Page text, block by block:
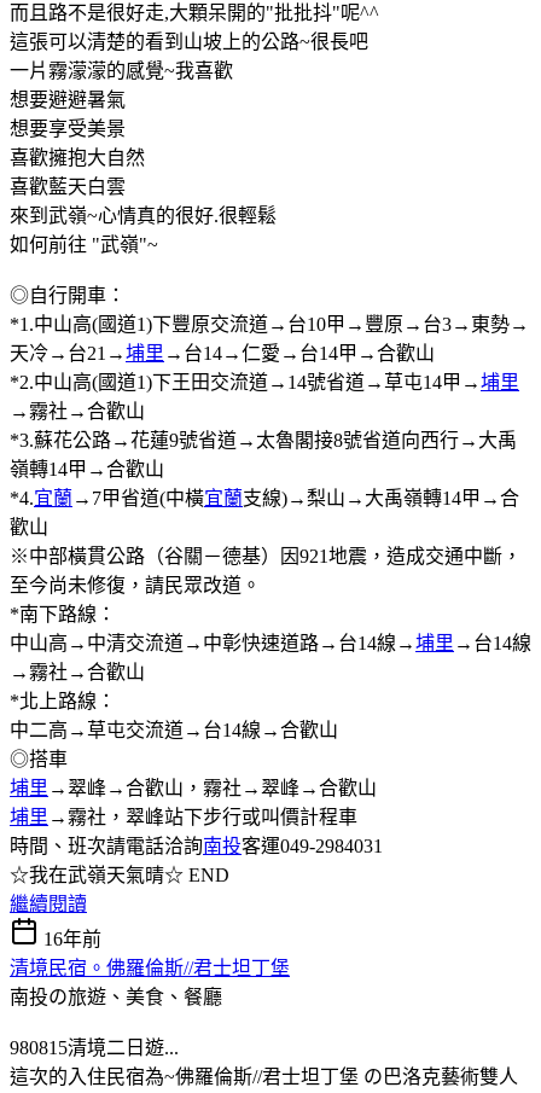
而且路不是很好走,大顆呆開的"批批抖"呢^^
這張可以清楚的看到山坡上的公路~很長吧
一片霧濛濛的感覺~我喜歡
想要避避暑氣
想要享受美景
喜歡擁抱大自然
喜歡藍天白雲
來到武嶺~心情真的很好.很輕鬆
如何前往 "武嶺"~
◎自行開車：
*1.中山高(國道1)下豐原交流道→台10甲→豐原→台3→東勢→
天冷→台21→埔里 →台14→仁愛→台14甲→合歡山
*2.中山高(國道1)下王田交流道→14號省道→草屯14甲→埔里
→霧社→合歡山
*3.蘇花公路→花蓮9號省道→太魯閣接8號省道向西行→大禹
嶺轉14甲→合歡山
*4.宜蘭 →7甲省道(中橫宜蘭支線)→梨山→大禹嶺轉14甲→合
歡山
※中部橫貫公路（谷關－德基）因921地震，造成交通中斷，
至今尚未修復，請民眾改道。
*南下路線：
中山高→中清交流道→中彰快速道路→台14線→埔里 →台14線
→霧社→合歡山
*北上路線：
中二高→草屯交流道→台14線→合歡山
◎搭車
埔里 →翠峰→合歡山，霧社→翠峰→合歡山
埔里 →霧社，翠峰站下步行或叫價計程車
時間、班次請電話洽詢南投客運049-2984031
☆我在武嶺天氣晴☆ END
繼續閱讀
16年前
清境民宿。佛羅倫斯//君士坦丁堡
南投の旅遊、美食、餐廳
980815清境二日遊...
這次的入住民宿為~佛羅倫斯//君士坦丁堡 の巴洛克藝術雙人